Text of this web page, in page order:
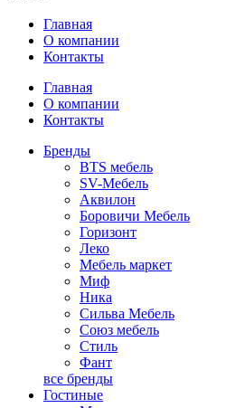
Главная
О компании
Контакты
Главная
О компании
Контакты
Бренды
BTS мебель
SV-Мебель
Аквилон
Боровичи Мебель
Горизонт
Леко
Мебель маркет
Миф
Ника
Сильва Мебель
Союз мебель
Стиль
Фант
все бренды
Гостиные